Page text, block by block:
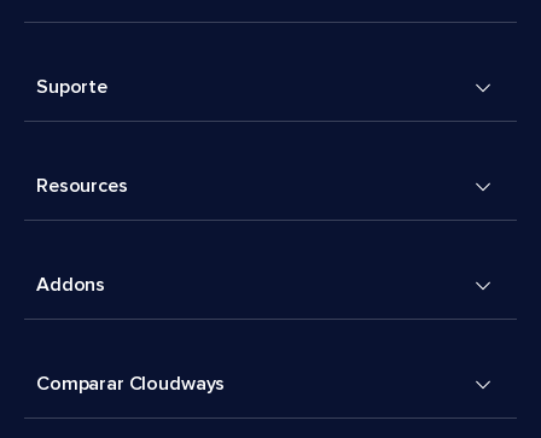
Suporte
Resources
Addons
Comparar Cloudways